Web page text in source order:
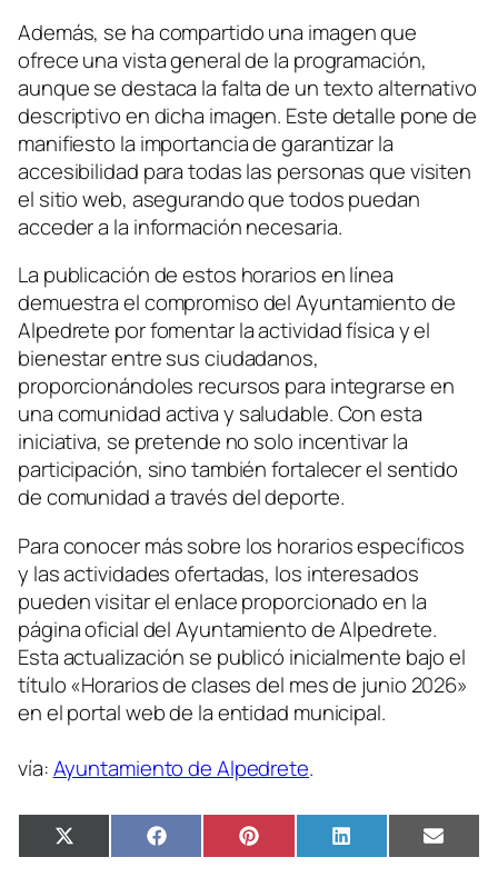
Además, se ha compartido una imagen que
ofrece una vista general de la programación,
aunque se destaca la falta de un texto alternativo
descriptivo en dicha imagen. Este detalle pone de
manifiesto la importancia de garantizar la
accesibilidad para todas las personas que visiten
el sitio web, asegurando que todos puedan
acceder a la información necesaria.
La publicación de estos horarios en línea
demuestra el compromiso del Ayuntamiento de
Alpedrete por fomentar la actividad física y el
bienestar entre sus ciudadanos,
proporcionándoles recursos para integrarse en
una comunidad activa y saludable. Con esta
iniciativa, se pretende no solo incentivar la
participación, sino también fortalecer el sentido
de comunidad a través del deporte.
Para conocer más sobre los horarios específicos
y las actividades ofertadas, los interesados
pueden visitar el enlace proporcionado en la
página oficial del Ayuntamiento de Alpedrete.
Esta actualización se publicó inicialmente bajo el
título «Horarios de clases del mes de junio 2026»
en el portal web de la entidad municipal.
vía:Ayuntamiento de Alpedrete.
Compartir
en
X
(Twitter)
Compartir
en
FacebookCompartir
en
PinterestCompartir
en
LinkedIn
en
Email